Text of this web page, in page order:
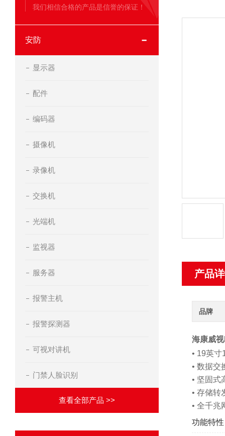
我们相信合格的产品是信誉的保证！
安防
显示器
配件
编码器
摄像机
录像机
交换机
光端机
监视器
服务器
报警主机
报警探测器
可视对讲机
门禁人脸识别
查看全部产品 >>
产品
品牌
海康威
• 19英
• 数据交
• 坚固式
• 存储转
• 全千兆
功能特性